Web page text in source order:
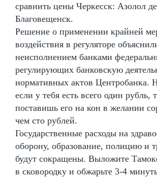
сравнить цены Черкесск: Азолол
Благовещенск.
Решение о применении крайней
воздействия в регуляторе
неисполнением банками
регулирующих банковскую
нормативных актов Центробанка.
если у тебя есть всего один рубль,
поставишь его на кон в желании
чем сто рублей.
Государственные расходы на
оборону, образование, полицию и
будут сокращены. Выложите
в сковородку и обжарьте 3-4